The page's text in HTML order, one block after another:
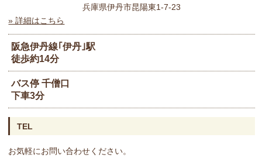
兵庫県伊丹市昆陽東1-7-23
» 詳細はこちら
阪急伊丹線｢伊丹｣駅
徒歩約14分
バス停 千僧口
下車3分
TEL
お気軽にお問い合わせください。